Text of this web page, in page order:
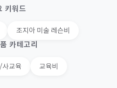
키워드
조지아 미술 레슨비
카테고리
교육 교육비